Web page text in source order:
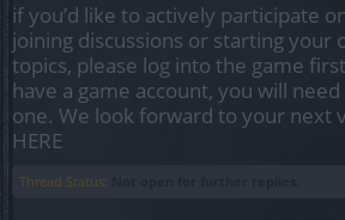
if you’d like to actively participate
joining discussions or starting your
topics, please log into the game
have a game account, you will
one. We look forward to your next
HERE
Thread Status: